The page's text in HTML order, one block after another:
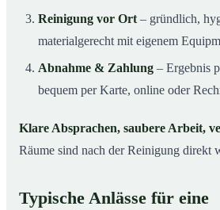
Reinigung vor Ort – gründlich,
materialgerecht mit eigenem
Abnahme & Zahlung – Ergebnis
bequem per Karte, online oder
Klare Absprachen, saubere Arbeit,
Räume sind nach der Reinigung direkt
Typische Anlässe für eine